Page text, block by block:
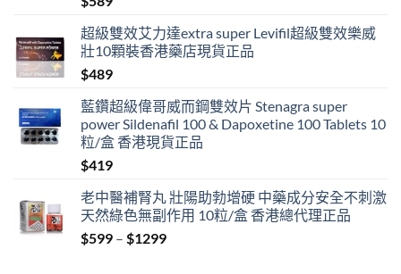
超級雙效艾力達extra super Levifil超級雙效樂威
壯10顆裝香港藥店現貨正品
$489
藍鑽超級偉哥威而鋼雙效片 Stenagra super
power Sildenafil 100 & Dapoxetine 100 Tablets 10
粒/盒 香港現貨正品
$419
老中醫補腎丸 壯陽助勃增硬 中藥成分安全不刺激
天然綠色無副作用 10粒/盒 香港總代理正品
$599 – $1299Price